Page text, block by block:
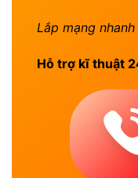
Lắp mạng
Hỗ trợ kĩ thuật